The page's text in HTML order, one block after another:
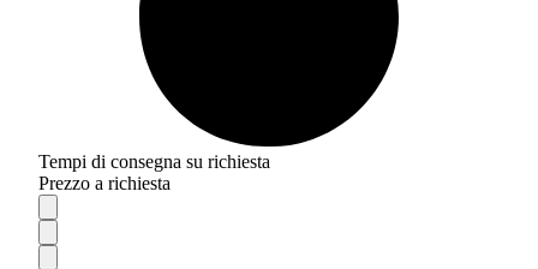
Tempi di consegna su richiesta
Prezzo a richiesta